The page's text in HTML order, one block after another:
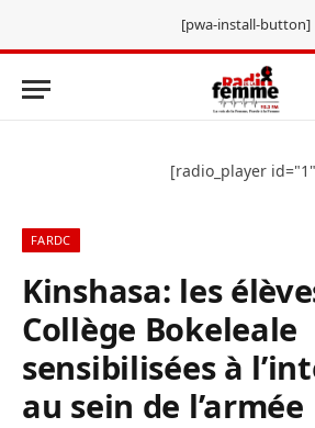
[pwa-install-button]
[radio_player
FARDC
Kinshasa: les
Collège Bokeleale
sensibilisées à
au sein de l’armée